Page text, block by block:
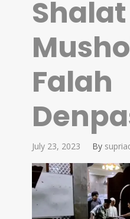
Falah
July 23, 2023 By